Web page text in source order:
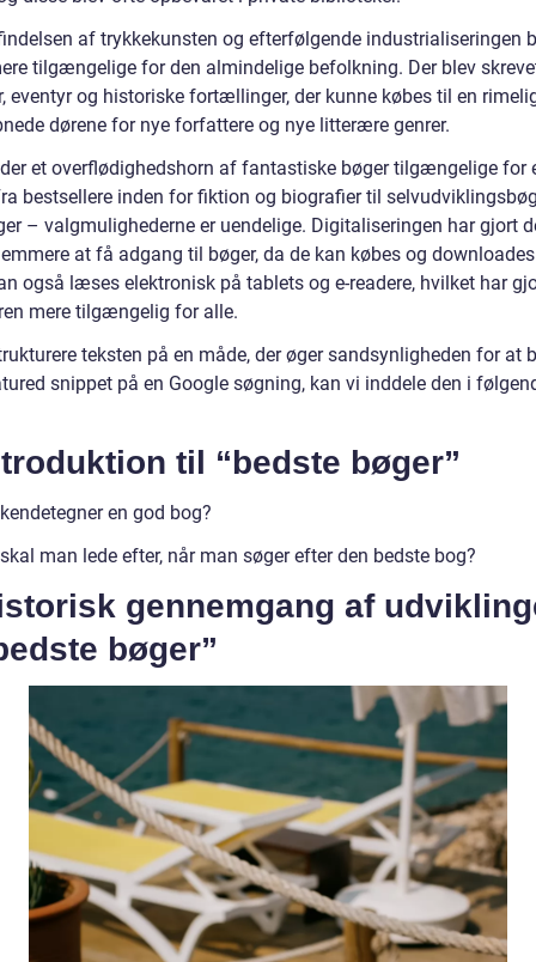
af trykkekunsten og efterfølgende industrialiseringen
tilgængelige for den almindelige befolkning. Der blev
eventyr og historiske fortællinger, der kunne købes til en
dørene for nye forfattere og nye litterære genrer.
et overflødighedshorn af fantastiske bøger tilgængelige for
bestsellere inden for fiktion og biografier til
– valgmulighederne er uendelige. Digitaliseringen har gjort
at få adgang til bøger, da de kan købes og
også læses elektronisk på tablets og e-readere, hvilket har
mere tilgængelig for alle.
teksten på en måde, der øger sandsynligheden for at
snippet på en Google søgning, kan vi inddele den i
til “bedste bøger”
en god bog?
man lede efter, når man søger efter den bedste bog?
gennemgang af
bøger”